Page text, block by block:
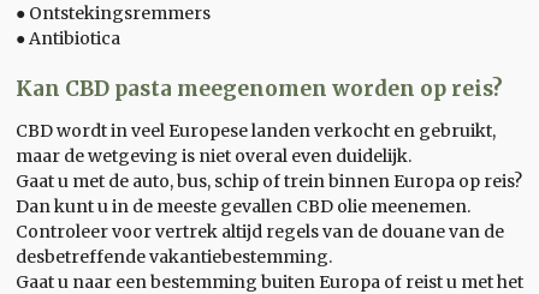
● Ontstekingsremmers
● Antibiotica
Kan CBD pasta meegenomen worden op reis?
CBD wordt in veel Europese landen verkocht en gebruikt,
maar de wetgeving is niet overal even duidelijk.
Gaat u met de auto, bus, schip of trein binnen Europa op reis?
Dan kunt u in de meeste gevallen CBD olie meenemen.
Controleer voor vertrek altijd regels van de douane van de
desbetreffende vakantiebestemming.
Gaat u naar een bestemming buiten Europa of reist u met het